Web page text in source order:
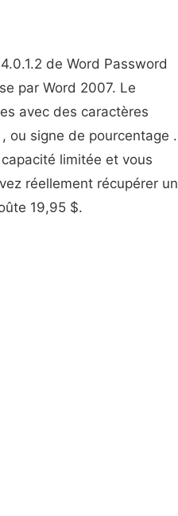
de Word Password
par Word 2007. Le
avec des caractères
ou signe de pourcentage .
limitée et vous
réellement récupérer un
19,95 $.